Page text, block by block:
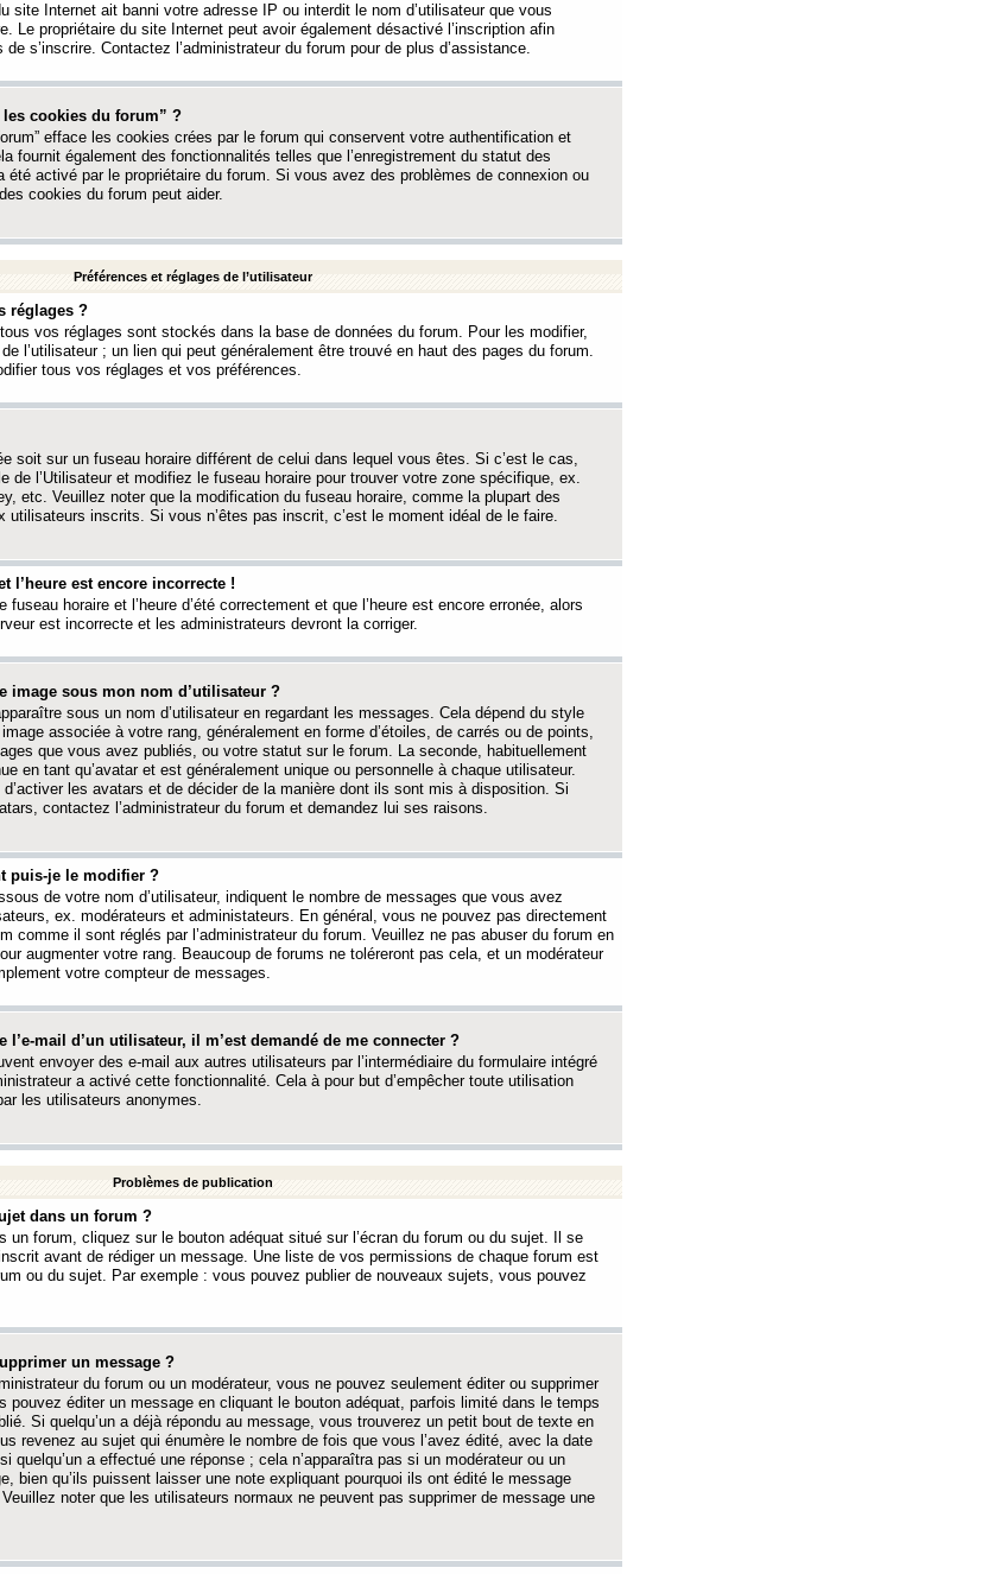
site Internet ait banni votre adresse IP ou interdit le nom d’utilisateur que vous
Le propriétaire du site Internet peut avoir également désactivé l’inscription afin
s’inscrire. Contactez l’administrateur du forum pour de plus d’assistance.
cookies du forum” ?
efface les cookies crées par le forum qui conservent votre authentification et
fournit également des fonctionnalités telles que l’enregistrement du statut des
activé par le propriétaire du forum. Si vous avez des problèmes de connexion ou
cookies du forum peut aider.
Préférences et réglages de l’utilisateur
réglages ?
vos réglages sont stockés dans la base de données du forum. Pour les modifier,
l’utilisateur ; un lien qui peut généralement être trouvé en haut des pages du forum.
tous vos réglages et vos préférences.
soit sur un fuseau horaire différent de celui dans lequel vous êtes. Si c’est le cas,
de l’Utilisateur et modifiez le fuseau horaire pour trouver votre zone spécifique, ex.
etc. Veuillez noter que la modification du fuseau horaire, comme la plupart des
utilisateurs inscrits. Si vous n’êtes pas inscrit, c’est le moment idéal de le faire.
l’heure est encore incorrecte !
horaire et l’heure d’été correctement et que l’heure est encore erronée, alors
est incorrecte et les administrateurs devront la corriger.
image sous mon nom d’utilisateur ?
sous un nom d’utilisateur en regardant les messages. Cela dépend du style
associée à votre rang, généralement en forme d’étoiles, de carrés ou de points,
que vous avez publiés, ou votre statut sur le forum. La seconde, habituellement
en tant qu’avatar et est généralement unique ou personnelle à chaque utilisateur.
d’activer les avatars et de décider de la manière dont ils sont mis à disposition. Si
contactez l’administrateur du forum et demandez lui ses raisons.
puis-je le modifier ?
de votre nom d’utilisateur, indiquent le nombre de messages que vous avez
ex. modérateurs et administateurs. En général, vous ne pouvez pas directement
comme il sont réglés par l’administrateur du forum. Veuillez ne pas abuser du forum en
augmenter votre rang. Beaucoup de forums ne toléreront pas cela, et un modérateur
votre compteur de messages.
mail d’un utilisateur, il m’est demandé de me connecter ?
envoyer des e-mail aux autres utilisateurs par l’intermédiaire du formulaire intégré
a activé cette fonctionnalité. Cela à pour but d’empêcher toute utilisation
les utilisateurs anonymes.
Problèmes de publication
dans un forum ?
un forum, cliquez sur le bouton adéquat situé sur l’écran du forum ou du sujet. Il se
avant de rédiger un message. Une liste de vos permissions de chaque forum est
ou du sujet. Par exemple : vous pouvez publier de nouveaux sujets, vous pouvez
un message ?
du forum ou un modérateur, vous ne pouvez seulement éditer ou supprimer
pouvez éditer un message en cliquant le bouton adéquat, parfois limité dans le temps
Si quelqu’un a déjà répondu au message, vous trouverez un petit bout de texte en
revenez au sujet qui énumère le nombre de fois que vous l’avez édité, avec la date
quelqu’un a effectué une réponse ; cela n’apparaîtra pas si un modérateur ou un
bien qu’ils puissent laisser une note expliquant pourquoi ils ont édité le message
noter que les utilisateurs normaux ne peuvent pas supprimer de message une